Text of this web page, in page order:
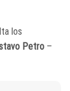
los
Petro –